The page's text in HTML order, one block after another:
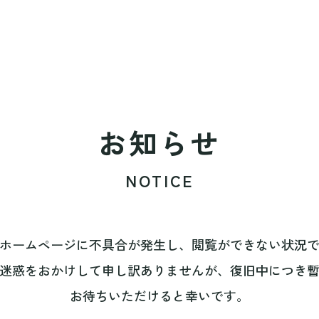
お知らせ
NOTICE
ームページに不具合が発生し、閲覧ができない状況で
惑をおかけして申し訳ありませんが、復旧中につき
お待ちいただけると幸いです。